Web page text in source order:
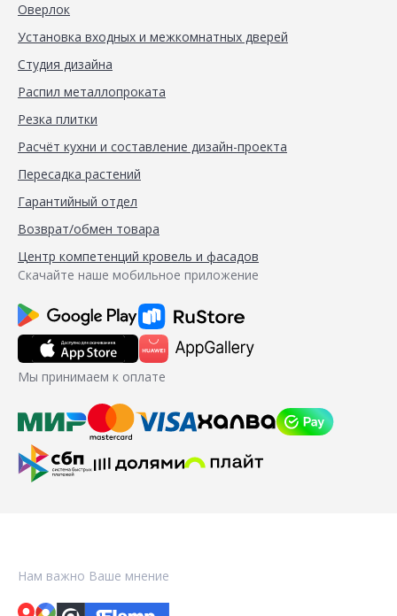
Оверлок
Установка входных и межкомнатных дверей
Студия дизайна
Распил металлопроката
Резка плитки
Расчёт кухни и составление дизайн-проекта
Пересадка растений
Гарантийный отдел
Возврат/обмен товара
Центр компетенций кровель и фасадов
Скачайте наше мобильное приложение
Мы принимаем к оплате
Нам важно Ваше мнение